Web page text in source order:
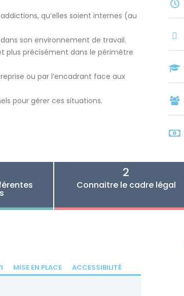
qu’elles soient internes (au
son environnement de travail.
plus précisément dans le périmètre
ou par l’encadrant face aux
pour gérer ces situations.
2
Connaitre le cadre légal
MISE EN PLACE ACCESSIBILITÉ